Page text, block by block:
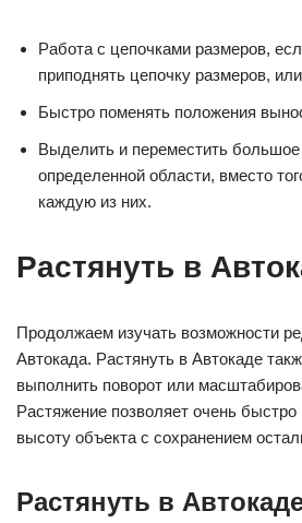
Работа с цепочками размеров,
приподнять цепочку размеров,
Быстро поменять положения
Выделить и переместить
определенной области, вместо
каждую из них.
Растянуть в
Продолжаем изучать возможности
Автокада. Растянуть в Автокаде
выполнить поворот или
Растяжение позволяет очень
высоту объекта с сохранением
Растянуть в